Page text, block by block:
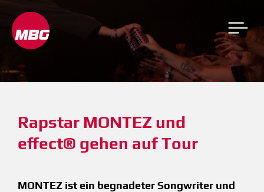
Rapstar MONTEZ und
effect® gehen auf Tour
MONTEZ ist ein begnadeter Songwriter und